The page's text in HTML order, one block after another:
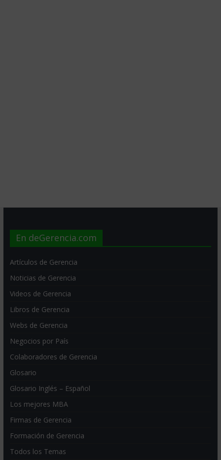
En deGerencia.com
Artículos de Gerencia
Noticias de Gerencia
Videos de Gerencia
Libros de Gerencia
Webs de Gerencia
Negocios por País
Colaboradores de Gerencia
Glosario
Glosario Inglés – Español
Los mejores MBA
Firmas de Gerencia
Formación de Gerencia
Todos los Temas